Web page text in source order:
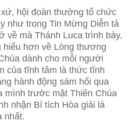
hội đoàn thường tổ chức
như trong Tin Mừng Diễn tả
về mà Thánh Luca trình bày,
hiểu hơn về Lòng thương
dành cho mỗi người
của tĩnh tâm là thức tĩnh
hành động sám hối qua
mình trước mặt Thiên Chúa
nhận Bí tích Hòa giải là
nhất.